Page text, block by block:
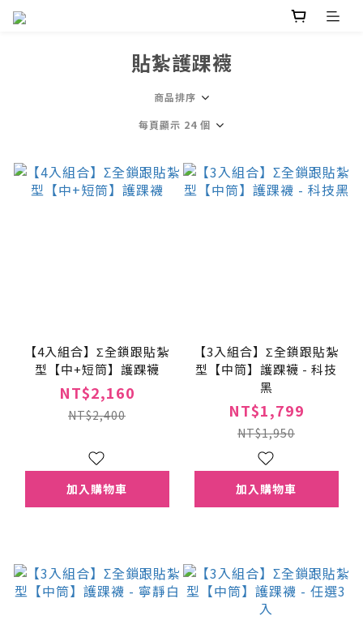
貼紮護踝襪
商品排序
每頁顯示 24 個
【4入組合】Σ全鎖跟貼紮
型【中+短筒】護踝襪
NT$2,160
NT$2,400
加入購物車
【3入組合】Σ全鎖跟貼紮
型【中筒】護踝襪 - 科技
黑
NT$1,799
NT$1,950
加入購物車